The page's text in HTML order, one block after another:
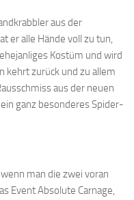
aus der
er alle Hände voll zu tun,
Kostüm und wird
kehrt zurück und zu allem
aus der neuen
ganz besonderes Spider-
man die zwei voran
Event Absolute Carnage,